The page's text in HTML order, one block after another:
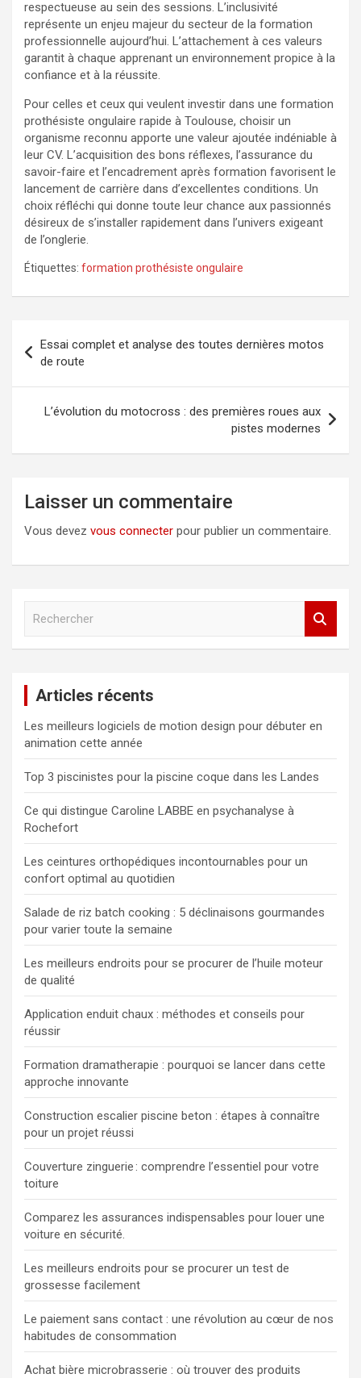
respectueuse au sein des sessions. L’inclusivité
représente un enjeu majeur du secteur de la formation
professionnelle aujourd’hui. L’attachement à ces valeurs
garantit à chaque apprenant un environnement propice à la
confiance et à la réussite.
Pour celles et ceux qui veulent investir dans une formation
prothésiste ongulaire rapide à Toulouse, choisir un
organisme reconnu apporte une valeur ajoutée indéniable à
leur CV. L’acquisition des bons réflexes, l’assurance du
savoir-faire et l’encadrement après formation favorisent le
lancement de carrière dans d’excellentes conditions. Un
choix réfléchi qui donne toute leur chance aux passionnés
désireux de s’installer rapidement dans l’univers exigeant
de l’onglerie.
Étiquettes: formation prothésiste ongulaire
de
l’article
Essai complet et analyse des toutes dernières motos
de route
L’évolution du motocross : des premières roues aux
pistes modernes
Laisser un commentaire
Vous devez vous connecter pour publier un commentaire.
c
h
e
r
Articles récents
Les meilleurs logiciels de motion design pour débuter en
animation cette année
Top 3 piscinistes pour la piscine coque dans les Landes
Ce qui distingue Caroline LABBE en psychanalyse à
Rochefort
Les ceintures orthopédiques incontournables pour un
confort optimal au quotidien
Salade de riz batch cooking : 5 déclinaisons gourmandes
pour varier toute la semaine
Les meilleurs endroits pour se procurer de l’huile moteur
de qualité
Application enduit chaux : méthodes et conseils pour
réussir
Formation dramatherapie : pourquoi se lancer dans cette
approche innovante
Construction escalier piscine beton : étapes à connaître
pour un projet réussi
Couverture zinguerie : comprendre l’essentiel pour votre
toiture
Comparez les assurances indispensables pour louer une
voiture en sécurité.
Les meilleurs endroits pour se procurer un test de
grossesse facilement
Le paiement sans contact : une révolution au cœur de nos
habitudes de consommation
Achat bière microbrasserie : où trouver des produits